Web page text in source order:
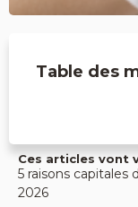
Table des
Ces articles vont
5 raisons capitales
2026